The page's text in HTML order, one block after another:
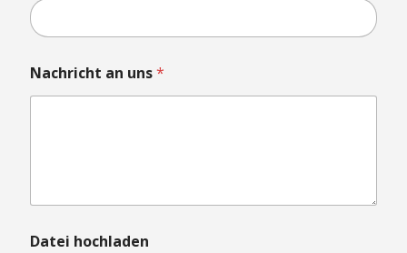
M
a
l
e
Nachricht an uns*
Datei hochladen